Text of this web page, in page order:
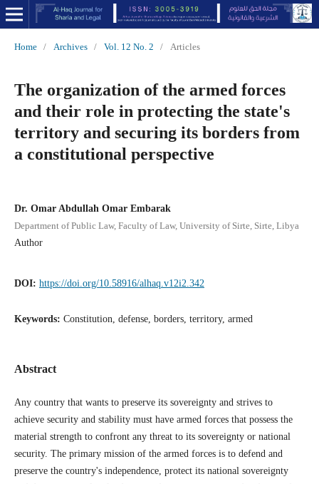
Home / Archives / Vol. 12 No. 2 / Articles
The organization of the armed forces
and their role in protecting the state's
territory and securing its borders from
a constitutional perspective
Dr. Omar Abdullah Omar Embarak
Department of Public Law, Faculty of Law, University of Sirte, Sirte, Libya
Author
DOI: https://doi.org/10.58916/alhaq.v12i2.342
Keywords: Constitution, defense, borders, territory, armed
Abstract
Any country that wants to preserve its sovereignty and strives to
achieve security and stability must have armed forces that possess the
material strength to confront any threat to its sovereignty or national
security. The primary mission of the armed forces is to defend and
preserve the country's independence, protect its national sovereignty